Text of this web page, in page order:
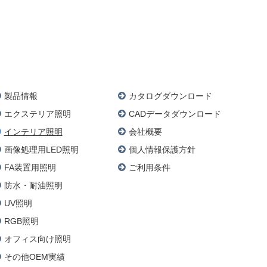
製品情報
エクステリア照明
インテリア照明現在のページ
画像処理用LED照明
FA装置用照明
防水・耐油照明
UV照明
RGB照明
オフィス向け照明
その他OEM実績
カタログダウンロード
CADデータダウンロード
会社概要
個人情報保護方針
ご利用条件